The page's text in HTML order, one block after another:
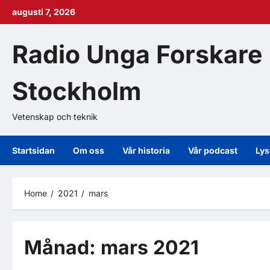
augusti 7, 2026
Radio Unga Forskare
Stockholm
Vetenskap och teknik
Startsidan Om oss Vår historia Vår podcast
Home 2021 mars
Månad: mars 2021